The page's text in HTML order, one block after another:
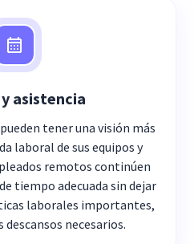
asistencia
tener una visión más
laboral de sus equipos y
remotos continúen
tiempo adecuada sin dejar
laborales importantes,
necesarios.